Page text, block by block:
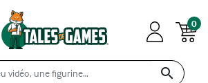

0